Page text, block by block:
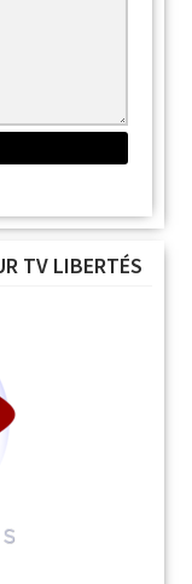
TV LIBERTÉS